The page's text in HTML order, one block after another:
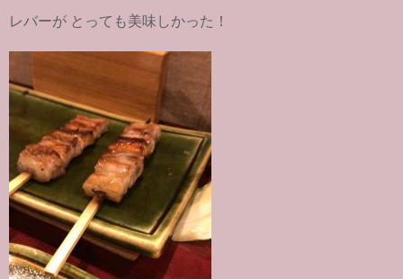
レバーが とっても美味しかった！